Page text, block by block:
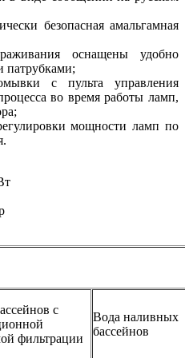
безопасная амальгамная
оснащены удобно
с пульта управления
во время работы ламп,
мощности ламп по
с
фильтрации
Вода наливных
бассейнов